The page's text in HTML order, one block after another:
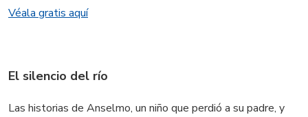
Véala gratis aquí
El silencio del río
Las historias de Anselmo, un niño que perdió a su padre, y